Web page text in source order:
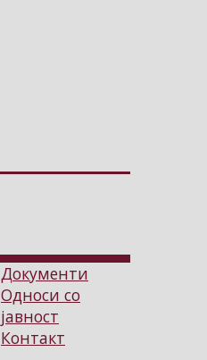
Документи
Односи со
јавност
Контакт